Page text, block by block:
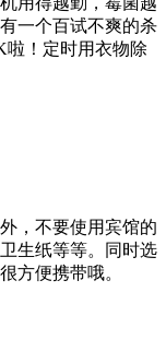
一个百试不爽的杀
！定时用衣物除
，不要使用宾馆的
生纸等等。同时选
方便携带哦。